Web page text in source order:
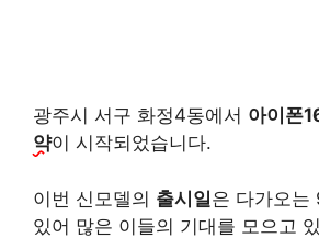
광주시 서구 화정4동에서 아이폰
약이 시작되었습니다.
이번 신모델의 출시일은 다가오는
있어 많은 이들의 기대를 모으고